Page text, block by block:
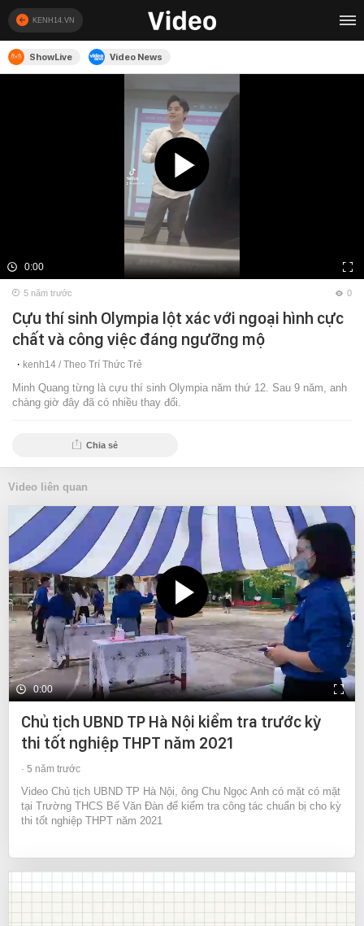
KENH14.VN
ShowLive Video News
0:00
5 năm trước 0
Cựu thí sinh Olympia lột xác với ngoại hình cực
chất và công việc đáng ngưỡng mộ
kenh14 / Theo Trí Thức Trẻ
Minh Quang từng là cựu thí sinh Olympia năm thứ 12. Sau 9 năm, anh
chàng giờ đây đã có nhiều thay đổi.
Chia sẻ
Video liên quan
0:00
Chủ tịch UBND TP Hà Nội kiểm tra trước kỳ
thi tốt nghiệp THPT năm 2021
5 năm trước
Video Chủ tịch UBND TP Hà Nội, ông Chu Ngọc Anh có mặt có mặt
tại Trường THCS Bế Văn Đàn để kiểm tra công tác chuẩn bị cho kỳ
thi tốt nghiệp THPT năm 2021